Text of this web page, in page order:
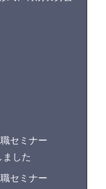
セミナー
した
セミナー